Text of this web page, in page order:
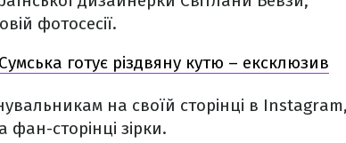
фотосесії.
готує різдвяну кутю – ексклюзив
на своїй сторінці в
фан-сторінці зірки.